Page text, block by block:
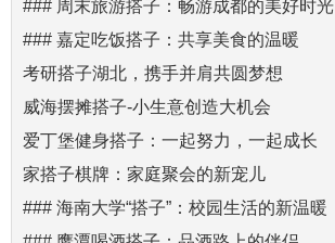
### 周末旅游搭子：畅游成都的美好时光
### 嘉定吃饭搭子：共享美食的温暖
考研搭子湖北，携手并肩共圆梦想
威海摆摊搭子-小生意创造大机会
爱丁堡健身搭子：一起努力，一起成长
家搭子棋牌：家庭聚会的新宠儿
### 海南大学“搭子”：校园生活的新温暖